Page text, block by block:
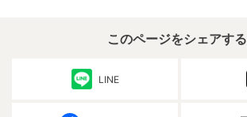
このページをシェアする
LINE